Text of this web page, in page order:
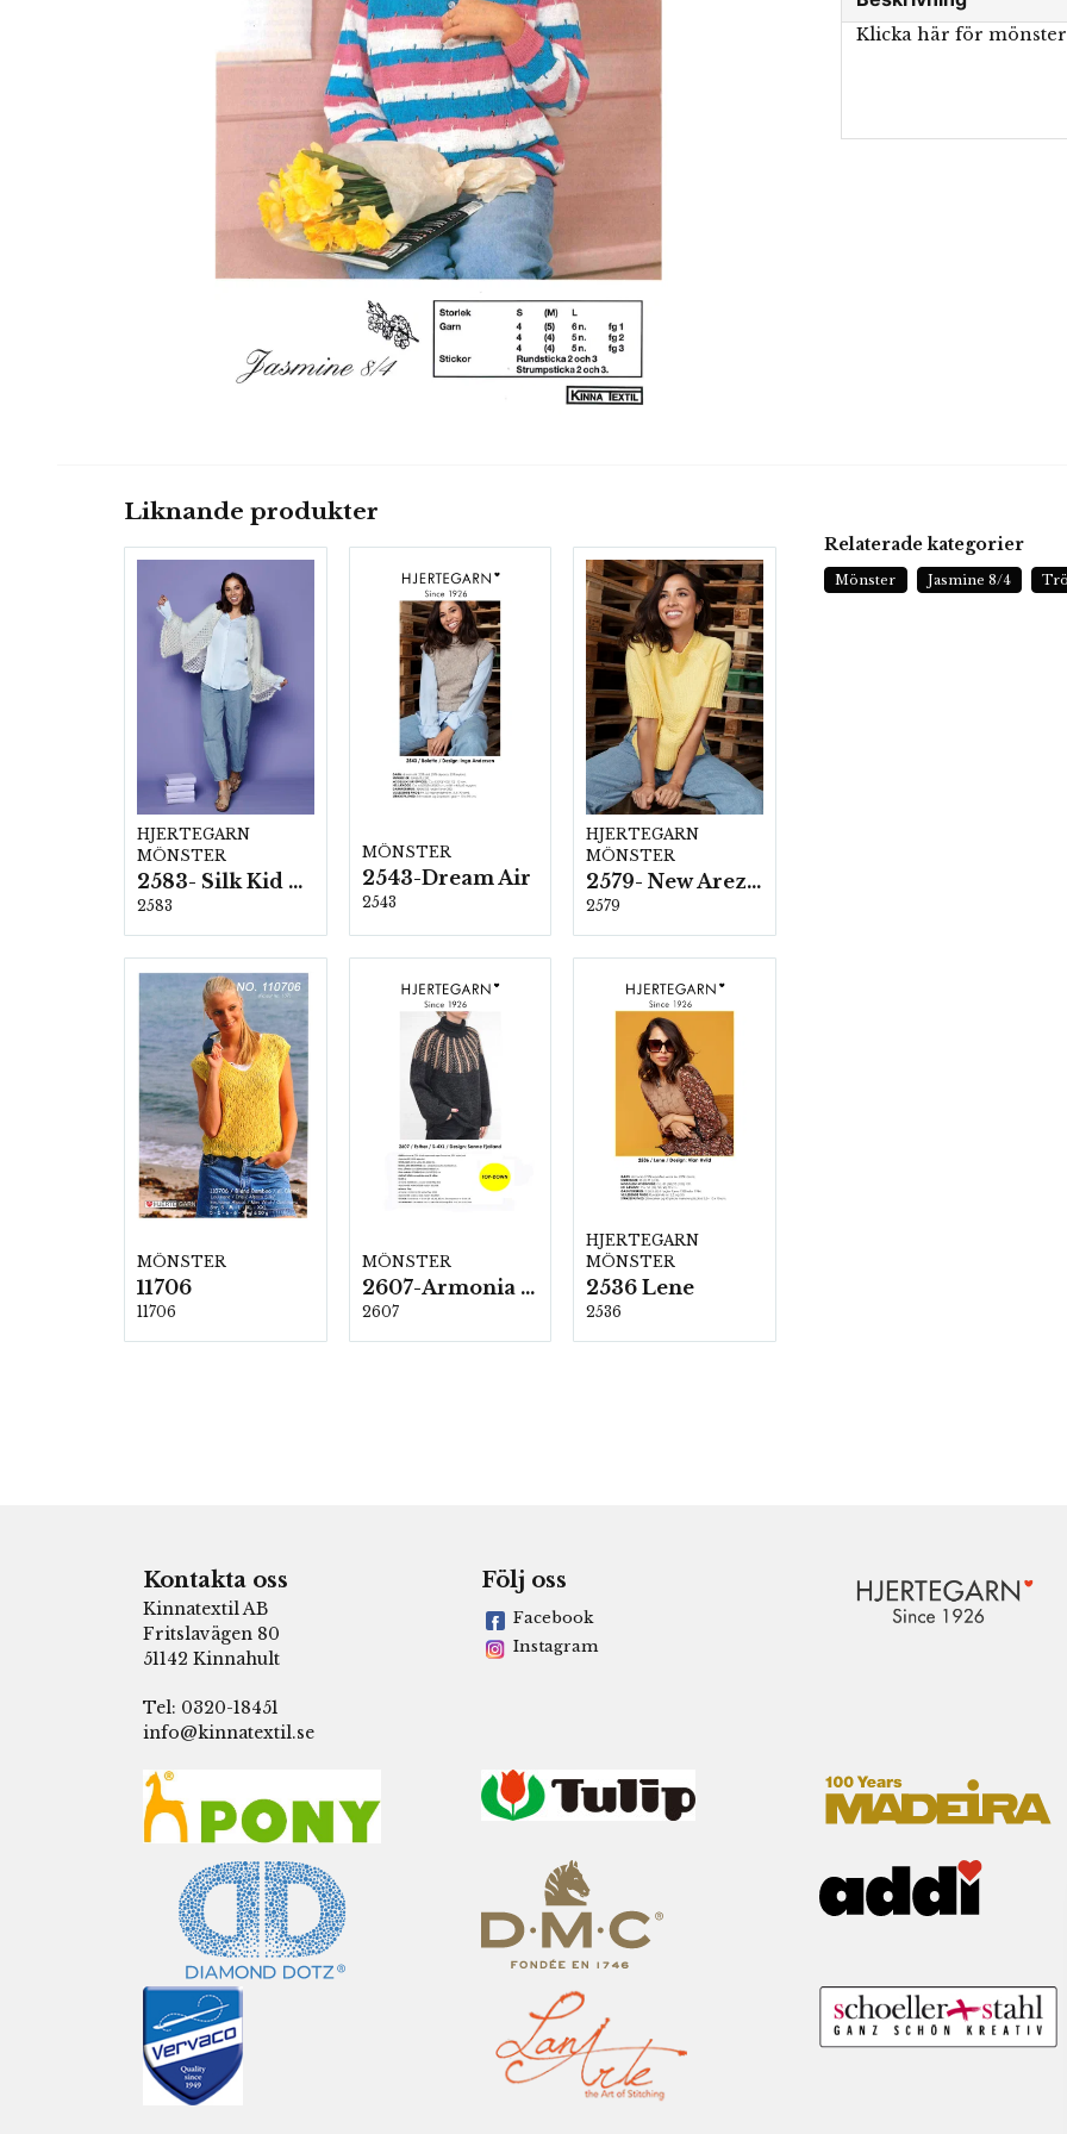
Klicka här för mönster
Liknande produkter
HJERTEGARN
MÖNSTER
2583- Silk Kid Mohair
2583
MÖNSTER
2543-Dream Air
2543
HJERTEGARN
MÖNSTER
2579- New Arezzo
2579
MÖNSTER
11706
11706
MÖNSTER
2607-Armonia och Alpaca 400
2607
HJERTEGARN
MÖNSTER
2536 Lene
2536
Relaterade kategorier
Mönster Jasmine 8/4
Kontakta oss
Kinnatextil AB
Fritslavägen 80
51142 Kinnahult
Tel: 0320-18451
info@kinnatextil.se
Följ oss
Facebook
Instagram